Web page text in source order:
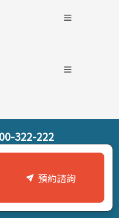
322-222
預約諮詢